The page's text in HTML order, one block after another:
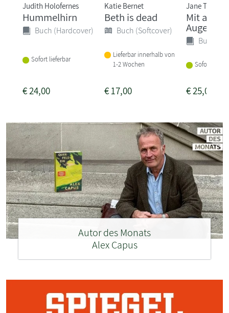
Judith Holofernes
Hummelhirn
Buch (Hardcover)
Sofort lieferbar
€24,00
Katie Bernet
Beth is dead
Buch (Softcover)
Lieferbar innerhalb von
1-2 Wochen
€17,00
Jane Tara
Mit
Augen
Buch
Sofort
€25,00
Autor des Monats
Alex Capus